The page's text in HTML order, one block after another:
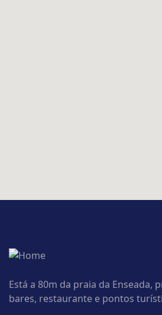
Está a 80m da praia da Enseada,
bares, restaurante e pontos